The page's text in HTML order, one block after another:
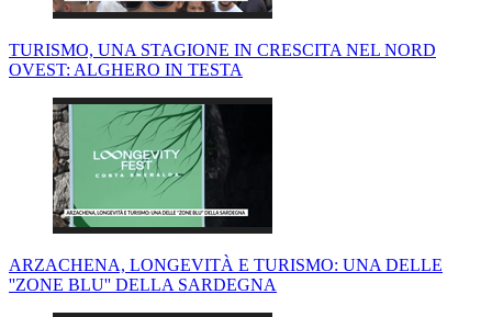
TURISMO, UNA STAGIONE IN CRESCITA NEL NORD
OVEST: ALGHERO IN TESTA
ARZACHENA, LONGEVITÀ E TURISMO: UNA DELLE
''ZONE BLU'' DELLA SARDEGNA